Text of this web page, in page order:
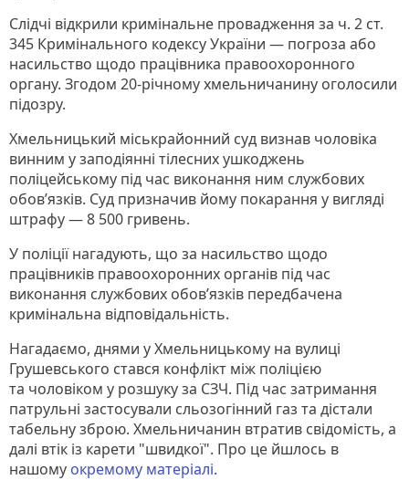
Слідчі відкрили кримінальне провадження за ч. 2 ст.
345 Кримінального кодексу України — погроза або
насильство щодо працівника правоохоронного
органу. Згодом 20-річному хмельничанину оголосили
підозру.
Хмельницький міськрайонний суд визнав чоловіка
винним у заподіянні тілесних ушкоджень
поліцейському під час виконання ним службових
обов’язків. Суд призначив йому покарання у вигляді
штрафу — 8 500 гривень.
У поліції нагадують, що за насильство щодо
працівників правоохоронних органів під час
виконання службових обов’язків передбачена
кримінальна відповідальність.
Нагадаємо, днями у Хмельницькому на вулиці
Грушевського стався конфлікт між поліцією
та чоловіком у розшуку за СЗЧ. Під час затримання
патрульні застосували сльозогінний газ та дістали
табельну зброю. Хмельничанин втратив свідомість, а
далі втік із карети "швидкої". Про це йшлось в
нашому окремому матеріалі.